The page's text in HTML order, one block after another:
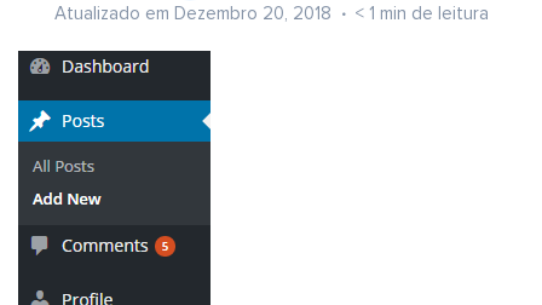
Atualizado em Dezembro 20, 2018 < 1 min de leitura